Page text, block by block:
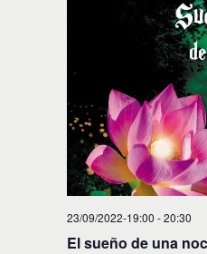
23/09/2022-19:00 -20:30
El sueño de una